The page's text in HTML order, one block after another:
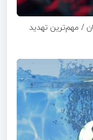
/ مهم‌ترین تهدید